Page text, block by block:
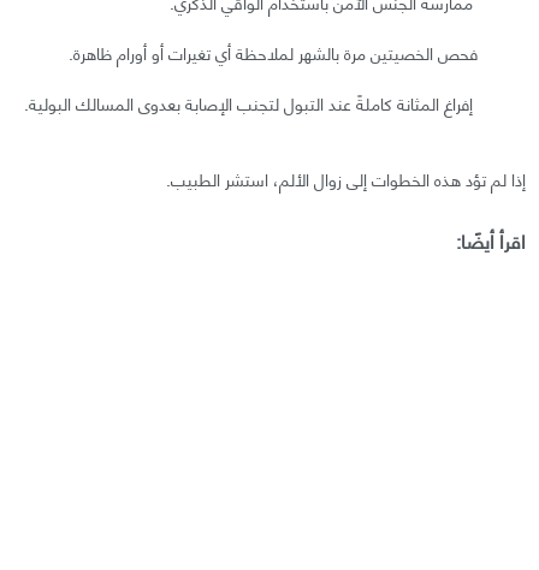
فحص الخصيتين مرة بالشهر لملاحظة أي تغيرات أو أورام ظاهرة.
إفراغ المثانة كاملةً عند التبول لتجنب الإصابة بعدوى المسالك البولية.
إذا لم تؤد هذه الخطوات إلى زوال الألم، استشر الطبيب.
اقرأ أيضًا: